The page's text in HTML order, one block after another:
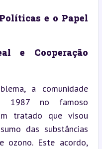
e o Papel
e Cooperação
a comunidade
1987 no famoso
tratado que visou
das substâncias
ozono. Este acordo,